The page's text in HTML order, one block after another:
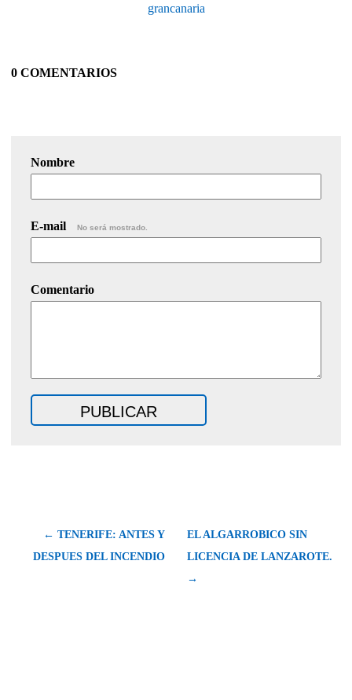
grancanaria
0 COMENTARIOS
Nombre
E-mail No será mostrado.
Comentario
← TENERIFE: ANTES Y
DESPUES DEL INCENDIO
EL ALGARROBICO SIN
LICENCIA DE LANZAROTE.
→